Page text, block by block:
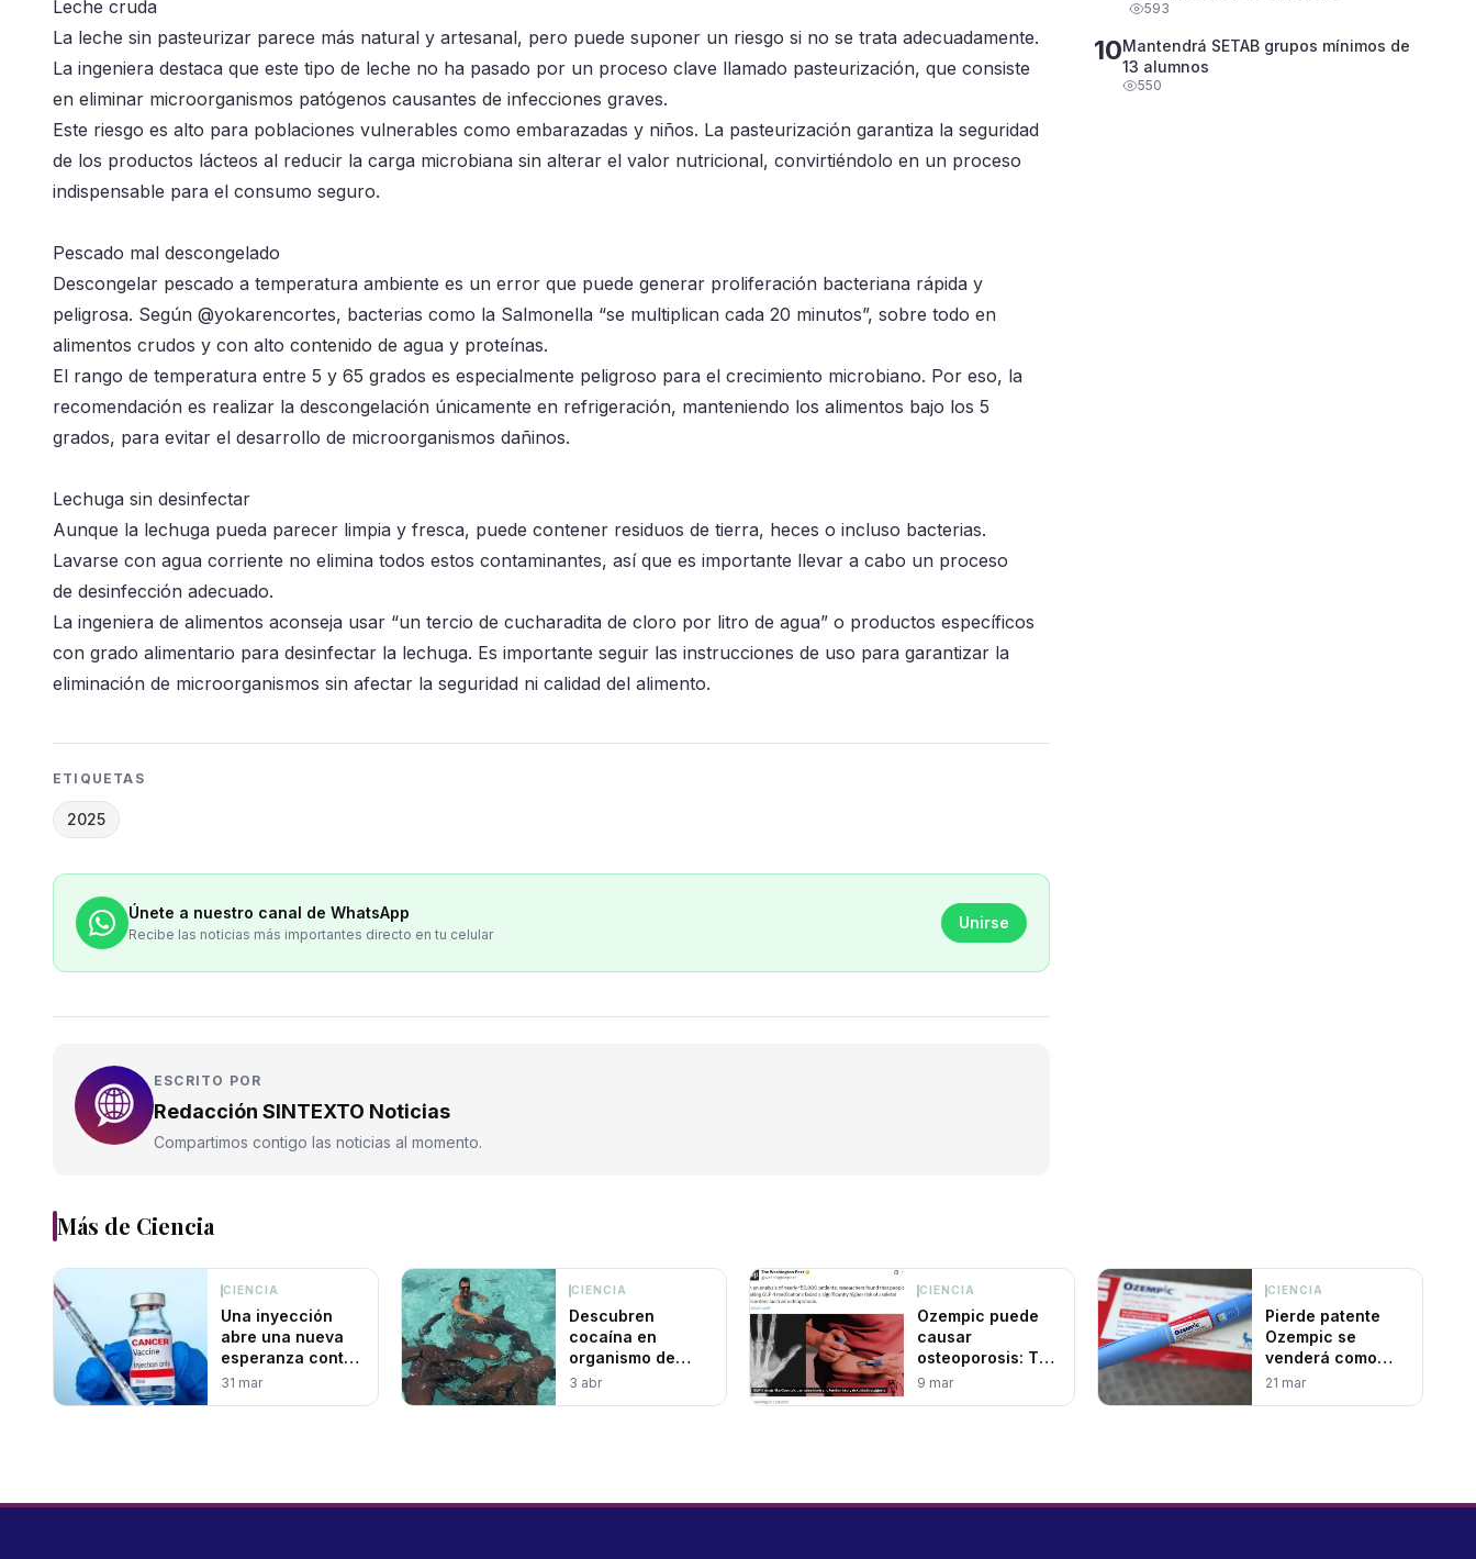
Leche cruda
La leche sin pasteurizar parece más natural y artesanal, pero puede suponer un riesgo si no se trata adecuadamente.
La ingeniera destaca que este tipo de leche no ha pasado por un proceso clave llamado pasteurización, que consiste
en eliminar microorganismos patógenos causantes de infecciones graves.
Este riesgo es alto para poblaciones vulnerables como embarazadas y niños. La pasteurización garantiza la seguridad
de los productos lácteos al reducir la carga microbiana sin alterar el valor nutricional, convirtiéndolo en un proceso
indispensable para el consumo seguro.
Pescado mal descongelado
Descongelar pescado a temperatura ambiente es un error que puede generar proliferación bacteriana rápida y
peligrosa. Según @yokarencortes, bacterias como la Salmonella “se multiplican cada 20 minutos”, sobre todo en
alimentos crudos y con alto contenido de agua y proteínas.
El rango de temperatura entre 5 y 65 grados es especialmente peligroso para el crecimiento microbiano. Por eso, la
recomendación es realizar la descongelación únicamente en refrigeración, manteniendo los alimentos bajo los 5
grados, para evitar el desarrollo de microorganismos dañinos.
Lechuga sin desinfectar
Aunque la lechuga pueda parecer limpia y fresca, puede contener residuos de tierra, heces o incluso bacterias.
Lavarse con agua corriente no elimina todos estos contaminantes, así que es importante llevar a cabo un proceso
de desinfección adecuado.
La ingeniera de alimentos aconseja usar “un tercio de cucharadita de cloro por litro de agua” o productos específicos
con grado alimentario para desinfectar la lechuga. Es importante seguir las instrucciones de uso para garantizar la
eliminación de microorganismos sin afectar la seguridad ni calidad del alimento.
ETIQUETAS
2025
Únete a nuestro canal de WhatsApp
Recibe las noticias más importantes directo en tu celular
Unirse
ESCRITO POR
Redacción SINTEXTO Noticias
Compartimos contigo las noticias al momento.
593
10Mantendrá SETAB grupos mínimos de
13 alumnos
550
Más de Ciencia
CIENCIA
Una inyección
abre una nueva
esperanza contra
el cáncer
31 mar
CIENCIA
Descubren
cocaína en
organismo de
tiburones de Las
3 abr
CIENCIA
Ozempic puede
causar
osteoporosis: The
WP
9 mar
CIENCIA
Pierde patente
Ozempic se
venderá como
genérico
21 mar